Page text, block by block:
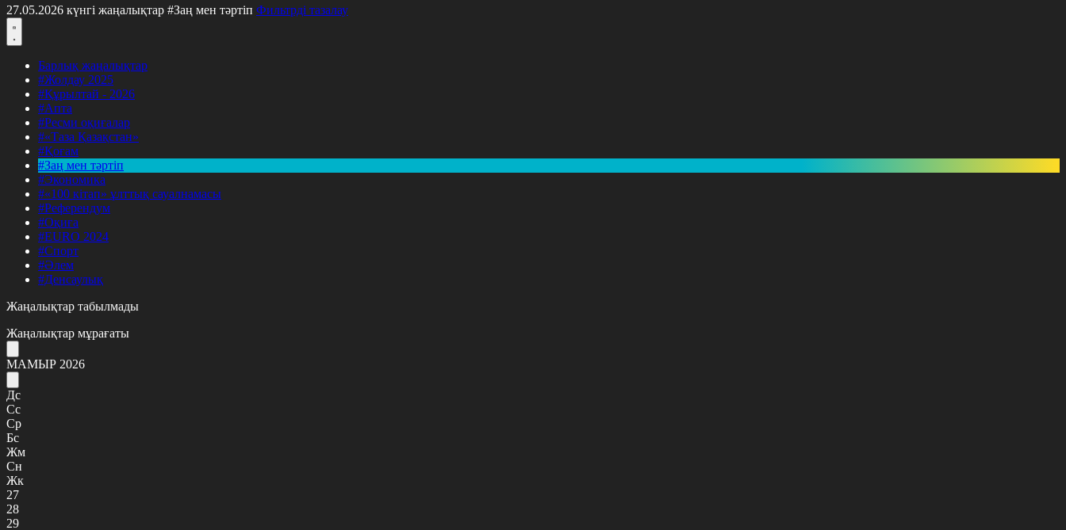
27.05.2026 күнгі жаңалықтар #Заң мен тәртіп Фильтрді тазалау
Барлық жаңалықтар
#Жолдау 2025
#Құрылтай - 2026
#Апта
#Ресми оқиғалар
#«Таза Қазақстан»
#Қоғам
#Заң мен тәртіп
#Экономика
#«100 кітап» ұлттық сауалнамасы
#Референдум
#Оқиға
#EURO 2024
#Спорт
#Әлем
#Денсаулық
Жаңалықтар табылмады
Жаңалықтар мұрағаты
МАМЫР 2026
Дс
Сс
Ср
Бс
Жм
Сн
Жк
27
28
29